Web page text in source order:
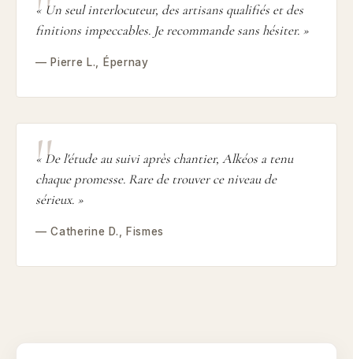
« Un seul interlocuteur, des artisans qualifiés et des
finitions impeccables. Je recommande sans hésiter. »
— Pierre L., Épernay
« De l'étude au suivi après chantier, Alkéos a tenu
chaque promesse. Rare de trouver ce niveau de
sérieux. »
— Catherine D., Fismes